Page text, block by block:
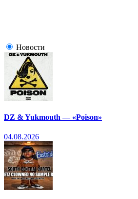
Новости
DZ & Yukmouth — «Poison»
04.08.2026